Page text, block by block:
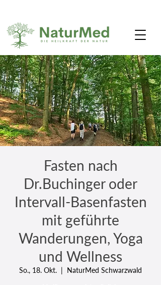
Fasten nach
Dr.Buchinger oder
Intervall-Basenfasten
mit geführte
Wanderungen, Yoga
und Wellness
So., 18. Okt.
  |
NaturMed Schwarzwald